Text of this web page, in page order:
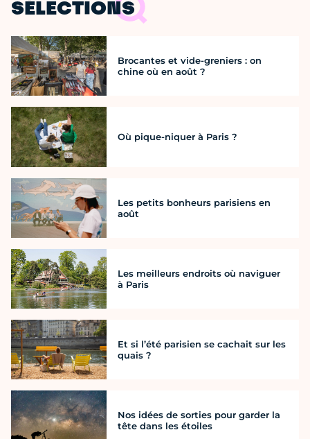
SÉLECTIONS
Brocantes et vide-greniers : on
chine où en août ?
Où pique-niquer à Paris ?
Les petits bonheurs parisiens en
août
Les meilleurs endroits où naviguer
à Paris
Et si l’été parisien se cachait sur les
quais ?
Nos idées de sorties pour garder la
tête dans les étoiles